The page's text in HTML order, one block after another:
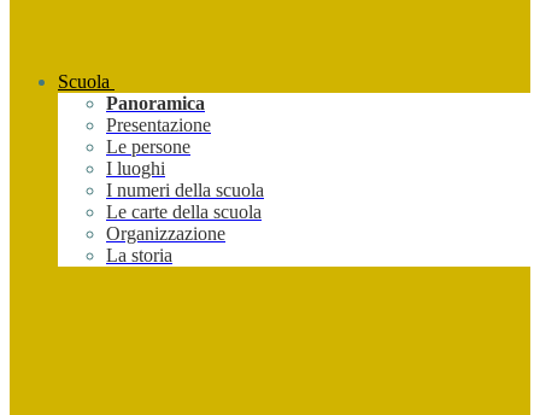
Scuola
Panoramica
Presentazione
Le persone
I luoghi
I numeri della scuola
Le carte della scuola
Organizzazione
La storia